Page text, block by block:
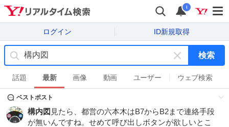
i
ログイン ID新規取得
キ
ー
ワ
ド
を
検索
話題 最新 画像 動画 ユーザー ウェブ検索
ベストポスト
構内図 見たら、都営の六本木はB7からB2まで連絡手段
が無いんですね。せめて呼び出しボタンが欲しいとこ